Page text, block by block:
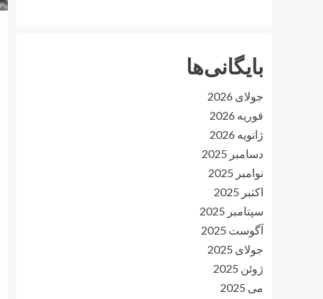
بایگانی‌ها
جولای 2026
فوریه 2026
ژانویه 2026
دسامبر 2025
نوامبر 2025
اکتبر 2025
سپتامبر 2025
آگوست 2025
جولای 2025
ژوئن 2025
می 2025